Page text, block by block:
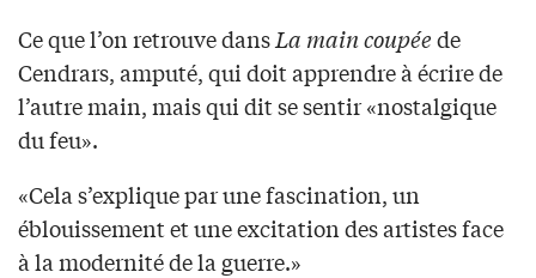
Ce que l’on retrouve dansLa main coupéede
Cendrars, amputé, qui doit apprendre à écrire de
l’autre main, mais qui dit se sentir «nostalgique
du feu».
«Cela s’explique par une fascination, un
éblouissement et une excitation des artistes face
à la modernité de la guerre.»